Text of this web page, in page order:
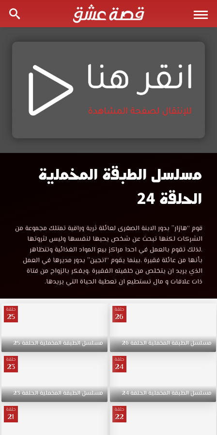
مشاهدة
مسلسل
الطبقة
المخملية
الحلقة
24
قصة
مسلسل الطبقة المخملية
الحلقة 24
مشاهدة
مسلسل
الطبقة
المخملية
الحلقة
24
عشق
بدور
الابنة
ثرية
وراقية
قوم “هازار” بدور الابنة الصغرى لعائلة ثرية وراقية تمتلك مجموعة من
الشركات لكنها تبحث عن شخص يحبها لنفسها وليس لثروتها
.لذلك تقوم بالعمل في احدا مراكز بيع المواد الغذائية وتتظاهر
بأنها من عائلة فقيرة .بينما يقوم “انجين” بدور مديرها في العمل
الذي يريد ان يتخلص من خلفيته الفقيرة ،ويفكر بالزواج من فتاة
ذات علاقات و مال تستطيع ان تعطية الحياة التي يريدها.
حلقة
26
مسلسلالطبقةالمخمليةالحلقة26
حلقة
25
مسلسلالطبقةالمخمليةالحلقة25
حلقة
24
مسلسلالطبقةالمخمليةالحلقة24
حلقة
23
مسلسلالطبقةالمخمليةالحلقة23
حلقة
22
حلقة
21